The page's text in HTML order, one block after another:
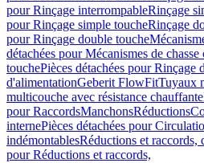
pour Rinçage interrompableRinçage
pour Rinçage simple toucheRinçage
pour Rinçage double touche
détachées pour Mécanismes de chasse
touchePièces détachées pour Rinçage
d'alimentationGeberit FlowFitTuyaux
multicouche avec résistance chauffante
pour RaccordsManchonsRéductions
internePièces détachées pour
indémontablesRéductions et raccords,
pour Réductions et raccords,